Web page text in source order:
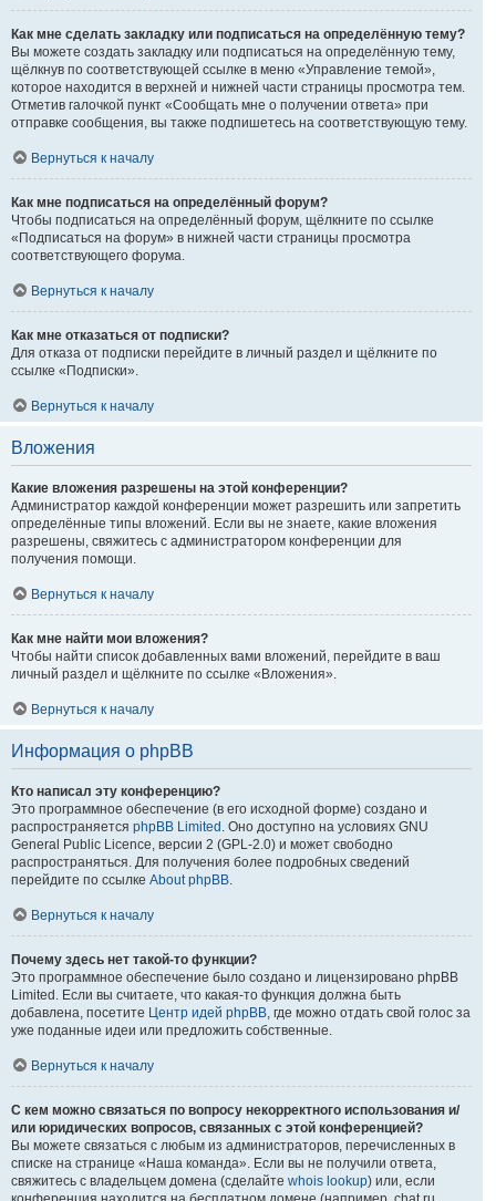
Как мне сделать закладку или подписаться на определённую тему?
Вы можете создать закладку или подписаться на определённую тему,
щёлкнув по соответствующей ссылке в меню «Управление темой»,
которое находится в верхней и нижней части страницы просмотра тем.
Отметив галочкой пункт «Сообщать мне о получении ответа» при
отправке сообщения, вы также подпишетесь на соответствующую тему.
Вернуться к началу
Как мне подписаться на определённый форум?
Чтобы подписаться на определённый форум, щёлкните по ссылке
«Подписаться на форум» в нижней части страницы просмотра
соответствующего форума.
Вернуться к началу
Как мне отказаться от подписки?
Для отказа от подписки перейдите в личный раздел и щёлкните по
ссылке «Подписки».
Вернуться к началу
Вложения
Какие вложения разрешены на этой конференции?
Администратор каждой конференции может разрешить или запретить
определённые типы вложений. Если вы не знаете, какие вложения
разрешены, свяжитесь с администратором конференции для
получения помощи.
Вернуться к началу
Как мне найти мои вложения?
Чтобы найти список добавленных вами вложений, перейдите в ваш
личный раздел и щёлкните по ссылке «Вложения».
Вернуться к началу
Информация о phpBB
Кто написал эту конференцию?
Это программное обеспечение (в его исходной форме) создано и
распространяется phpBB Limited . Оно доступно на условиях GNU
General Public Licence, версии 2 (GPL-2.0) и может свободно
распространяться. Для получения более подробных сведений
перейдите по ссылке About phpBB.
Вернуться к началу
Почему здесь нет такой-то функции?
Это программное обеспечение было создано и лицензировано phpBB
Limited. Если вы считаете, что какая-то функция должна быть
добавлена, посетите Центр идей phpBB, где можно отдать свой голос за
уже поданные идеи или предложить собственные.
Вернуться к началу
С кем можно связаться по вопросу некорректного использования и/
или юридических вопросов, связанных с этой конференцией?
Вы можете связаться с любым из администраторов, перечисленных в
списке на странице «Наша команда». Если вы не получили ответа,
свяжитесь с владельцем домена (сделайте whois lookup) или, если